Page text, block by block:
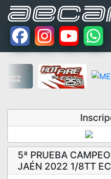
5ª PRUEBA
JAÉN 2022 1/8TT